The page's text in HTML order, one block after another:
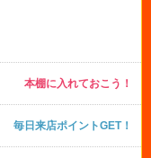
本棚に入れておこう！
毎日来店ポイントGET！